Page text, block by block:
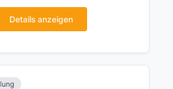
Details anzeigen